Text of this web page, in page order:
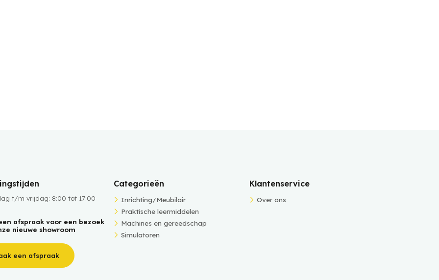
t/m vrijdag: 8:00 tot 17:00
afspraak voor een bezoek
nieuwe showroom
een afspraak
Categorieën
Inrichting/Meubilair
Praktische leermiddelen
Machines en gereedschap
Simulatoren
Klantenservice
Over ons